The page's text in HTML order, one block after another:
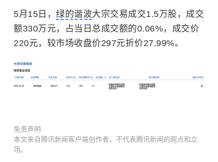
5月15日， 绿的谐波大宗交易成交1.5万股，成交
额330万元，占当日总成交额的0.06%，成交价
220元，较市场收盘价297元折价27.99%。
免责声明
本文来自腾讯新闻客户端创作者，不代表腾讯新闻的观点和立
场。